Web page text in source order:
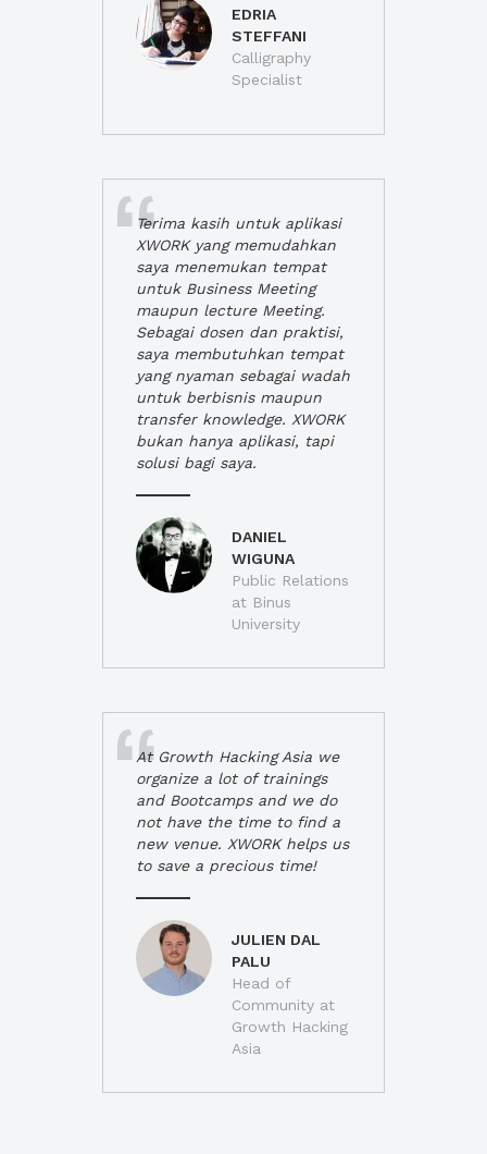
EDRIA
STEFFANI
Calligraphy
Specialist
Terima kasih untuk aplikasi
XWORK yang memudahkan
saya menemukan tempat
untuk Business Meeting
maupun lecture Meeting.
Sebagai dosen dan praktisi,
saya membutuhkan tempat
yang nyaman sebagai wadah
untuk berbisnis maupun
transfer knowledge. XWORK
bukan hanya aplikasi, tapi
solusi bagi saya.
DANIEL
WIGUNA
Public Relations
at Binus
University
At Growth Hacking Asia we
organize a lot of trainings
and Bootcamps and we do
not have the time to find a
new venue. XWORK helps us
to save a precious time!
JULIEN DAL
PALU
Head of
Community at
Growth Hacking
Asia